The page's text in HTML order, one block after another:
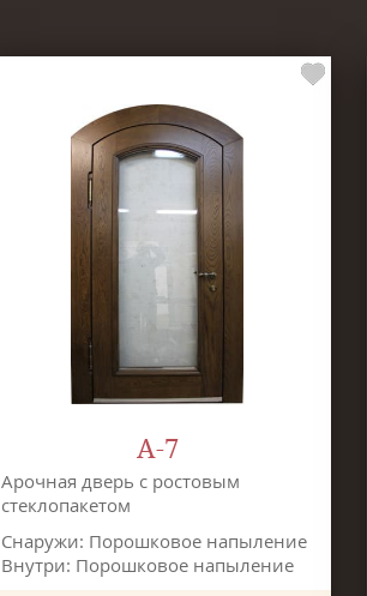
А-7
Арочная дверь с ростовым
стеклопакетом
Снаружи: Порошковое напыление
Внутри: Порошковое напыление